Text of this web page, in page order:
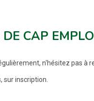
CAP
n'hésitez pas à
sur inscription.